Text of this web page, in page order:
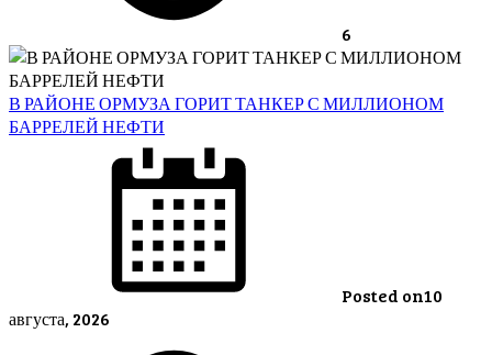
6
В РАЙОНЕ ОРМУЗА ГОРИТ ТАНКЕР С МИЛЛИОНОМ
БАРРЕЛЕЙ НЕФТИ
Posted on10
августа, 2026